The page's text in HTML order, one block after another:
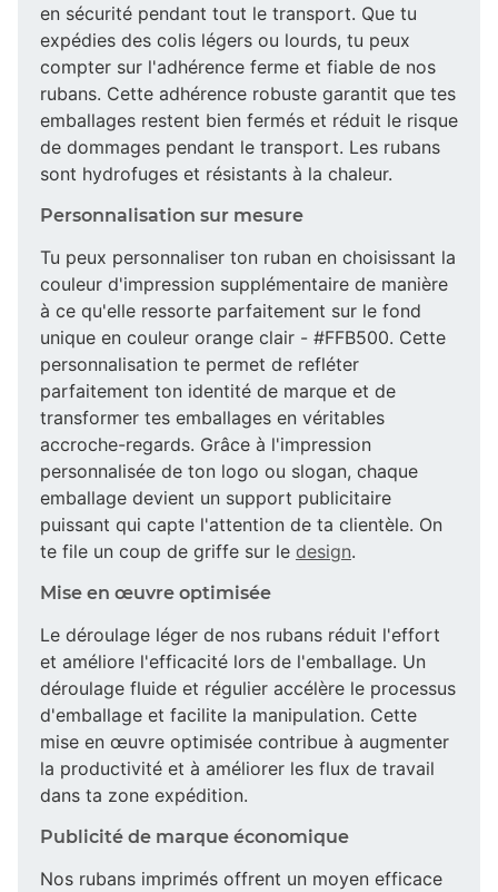
en sécurité pendant tout le transport. Que tu
expédies des colis légers ou lourds, tu peux
compter sur l'adhérence ferme et fiable de nos
rubans. Cette adhérence robuste garantit que tes
emballages restent bien fermés et réduit le risque
de dommages pendant le transport. Les rubans
sont hydrofuges et résistants à la chaleur.
Personnalisation sur mesure
Tu peux personnaliser ton ruban en choisissant la
couleur d'impression supplémentaire de manière
à ce qu'elle ressorte parfaitement sur le fond
unique en couleur orange clair - #FFB500. Cette
personnalisation te permet de refléter
parfaitement ton identité de marque et de
transformer tes emballages en véritables
accroche-regards. Grâce à l'impression
personnalisée de ton logo ou slogan, chaque
emballage devient un support publicitaire
puissant qui capte l'attention de ta clientèle. On
te file un coup de griffe sur le design.
Mise en œuvre optimisée
Le déroulage léger de nos rubans réduit l'effort
et améliore l'efficacité lors de l'emballage. Un
déroulage fluide et régulier accélère le processus
d'emballage et facilite la manipulation. Cette
mise en œuvre optimisée contribue à augmenter
la productivité et à améliorer les flux de travail
dans ta zone expédition.
Publicité de marque économique
Nos rubans imprimés offrent un moyen efficace